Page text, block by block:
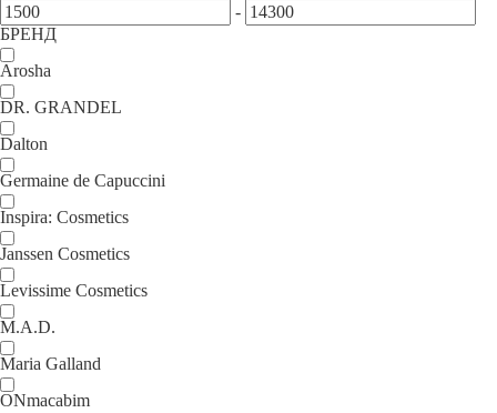
-
БРЕНД
Arosha
DR. GRANDEL
Dalton
Germaine de Capuccini
Inspira: Cosmetics
Janssen Cosmetics
Levissime Cosmetics
M.A.D.
Maria Galland
ONmacabim